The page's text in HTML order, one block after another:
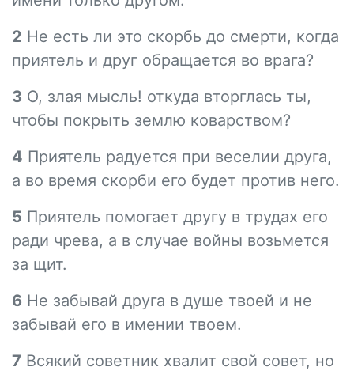
2 Не есть ли это скорбь до смерти, когда
приятель и друг обращается во врага?
3 О, злая мысль! откуда вторглась ты,
чтобы покрыть землю коварством?
4 Приятель радуется при веселии друга,
а во время скорби его будет против него.
5 Приятель помогает другу в трудах его
ради чрева, а в случае войны возьмется
за щит.
6 Не забывай друга в душе твоей и не
забывай его в имении твоем.
7 Всякий советник хвалит свой совет, но